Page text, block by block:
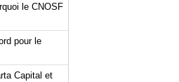
le CNOSF
pour le
Capital et